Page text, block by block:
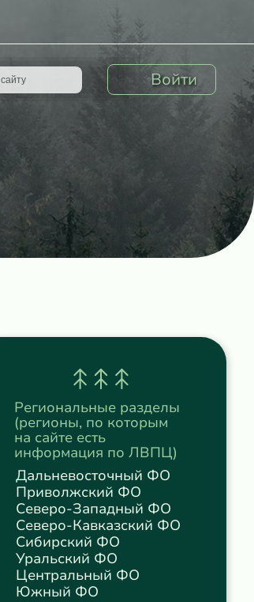
Войти
Региональные разделы
(регионы, по которым
на сайте есть
информация по ЛВПЦ)
Дальневосточный ФО
Приволжский ФО
Северо-Западный ФО
Северо-Кавказский ФО
Сибирский ФО
Уральский ФО
Центральный ФО
Южный ФО